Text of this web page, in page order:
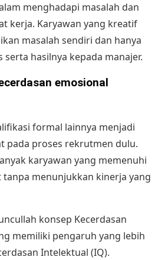
menghadapi masalah dan
kerja. Karyawan yang kreatif
masalah sendiri dan hanya
hasilnya kepada manajer.
emosional
formal lainnya menjadi
pada proses rekrutmen dulu.
karyawan yang memenuhi
menunjukkan kinerja yang
konsep Kecerdasan
memiliki pengaruh yang lebih
Intelektual (IQ).